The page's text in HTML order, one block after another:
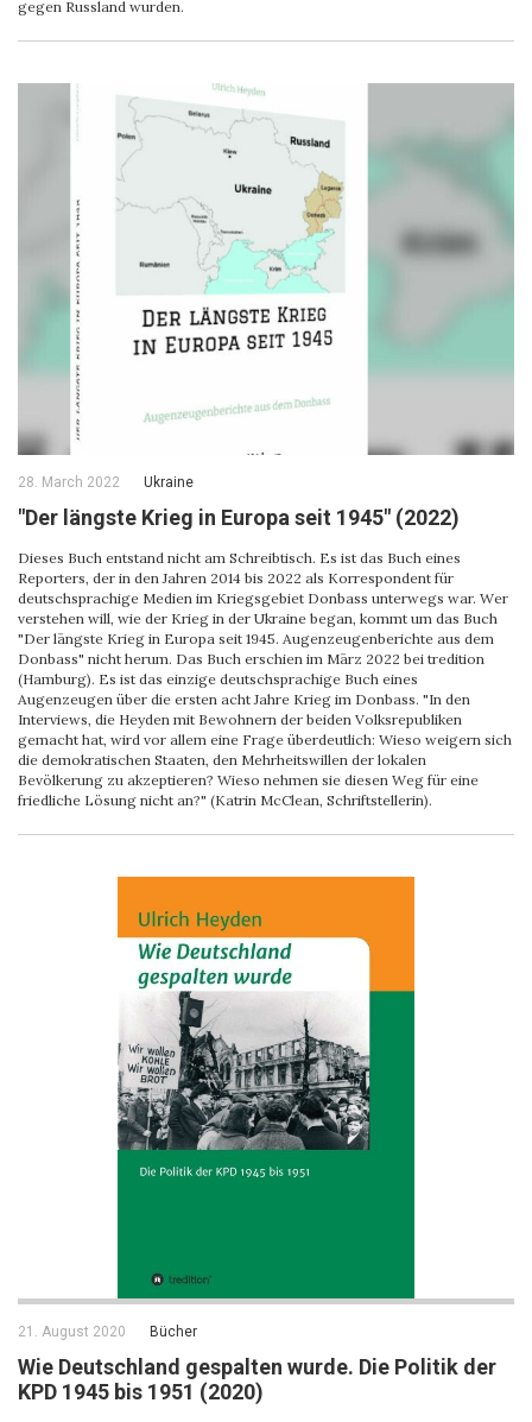
gegen Russland wurden.
28. March 2022 Ukraine
"Der längste Krieg in Europa seit 1945" (2022)
Dieses Buch entstand nicht am Schreibtisch. Es ist das Buch eines
Reporters, der in den Jahren 2014 bis 2022 als Korrespondent für
deutschsprachige Medien im Kriegsgebiet Donbass unterwegs war. Wer
verstehen will, wie der Krieg in der Ukraine began, kommt um das Buch
"Der längste Krieg in Europa seit 1945. Augenzeugenberichte aus dem
Donbass" nicht herum. Das Buch erschien im März 2022 bei tredition
(Hamburg). Es ist das einzige deutschsprachige Buch eines
Augenzeugen über die ersten acht Jahre Krieg im Donbass. "In den
Interviews, die Heyden mit Bewohnern der beiden Volksrepubliken
gemacht hat, wird vor allem eine Frage überdeutlich: Wieso weigern sich
die demokratischen Staaten, den Mehrheitswillen der lokalen
Bevölkerung zu akzeptieren? Wieso nehmen sie diesen Weg für eine
friedliche Lösung nicht an?" (Katrin McClean, Schriftstellerin).
21. August 2020 Bücher
Wie Deutschland gespalten wurde. Die Politik der
KPD 1945 bis 1951 (2020)